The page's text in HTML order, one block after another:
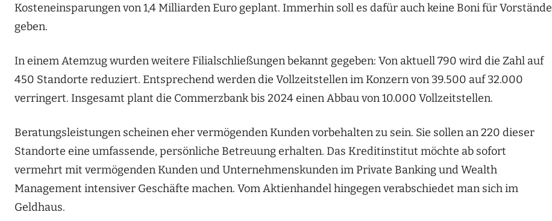
Kosteneinsparungen von 1,4 Milliarden Euro geplant. Immerhin soll es dafür auch keine Boni für Vorstände
geben.
In einem Atemzug wurden weitere Filialschließungen bekannt gegeben: Von aktuell 790 wird die Zahl auf
450 Standorte reduziert. Entsprechend werden die Vollzeitstellen im Konzern von 39.500 auf 32.000
verringert. Insgesamt plant die Commerzbank bis 2024 einen Abbau von 10.000 Vollzeitstellen.
Beratungsleistungen scheinen eher vermögenden Kunden vorbehalten zu sein. Sie sollen an 220 dieser
Standorte eine umfassende, persönliche Betreuung erhalten. Das Kreditinstitut möchte ab sofort
vermehrt mit vermögenden Kunden und Unternehmenskunden im Private Banking und Wealth
Management intensiver Geschäfte machen. Vom Aktienhandel hingegen verabschiedet man sich im
Geldhaus.